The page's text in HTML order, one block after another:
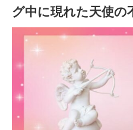
グ中に現れた天使の